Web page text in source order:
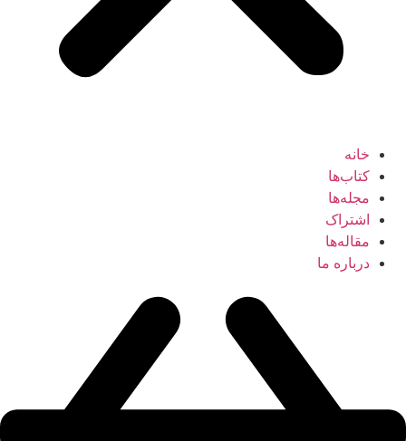
خانه
کتاب‌ها
مجله‌ها
اشتراک
مقاله‌ها
درباره ما